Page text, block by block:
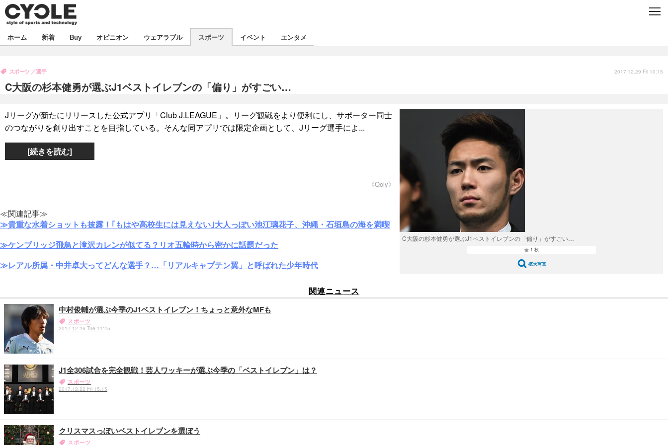
C
飲食
ボイス
デバイス
ビジネス
海外
スポーツ
短信
まとめ
選手
イベント
スポーツ
文化
出版／映画
ファッション
写真
ライフ
政治
ホーム 新着 Buy オピニオン ウェアラブル スポーツ イベント エンタメ
C大阪の杉本健勇が選ぶJ1ベストイレブンの「偏り」がすごい…
スポーツ 選手 2017.12.29 Fri 10:15
C大阪の杉本健勇が選ぶJ1ベストイレブンの「偏り」がすごい…
全 1 枚
拡大写真
Jリーグが新たにリリースした公式アプリ「Club J.LEAGUE」。リーグ観戦をより便利にし、サポーター同士
のつながりを創り出すことを目指している。そんな同アプリでは限定企画として、Jリーグ選手によ...
[続きを読む]
《Qoly》
≪関連記事≫
≫貴重な水着ショットも披露！｢もはや高校生には見えない｣大人っぽい池江璃花子、沖縄・石垣島の海を満喫
≫ケンブリッジ飛鳥と滝沢カレンが似てる？リオ五輪時から密かに話題だった
≫レアル所属・中井卓大ってどんな選手？…「リアルキャプテン翼」と呼ばれた少年時代
関連ニュース
中村俊輔が選ぶ今季のJ1ベストイレブン！ちょっと意外なMFも
スポーツ
2017.12.26 Tue 11:45
J1全306試合を完全観戦！芸人ワッキーが選ぶ今季の「ベストイレブン」は？
スポーツ
2017.12.22 Fri 15:15
クリスマスっぽいベストイレブンを選ぼう
スポーツ